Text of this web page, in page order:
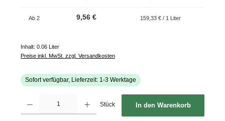
Ab 2 9,56 € 159,33 € / 1 Liter
Inhalt: 0.06 Liter
Preise inkl. MwSt. zzgl. Versandkosten
Sofort verfügbar, Lieferzeit: 1-3 Werktage
Stück In den Warenkorb